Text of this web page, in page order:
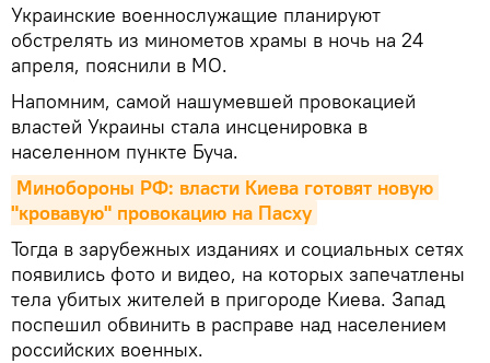
Украинские военнослужащие планируют
обстрелять из минометов храмы в ночь на 24
апреля, пояснили в МО.
Напомним, самой нашумевшей провокацией
властей Украины стала инсценировка в
населенном пункте Буча.
Минобороны РФ: власти Киева готовят новую
"кровавую" провокацию на Пасху
Тогда в зарубежных изданиях и социальных сетях
появились фото и видео, на которых запечатлены
тела убитых жителей в пригороде Киева. Запад
поспешил обвинить в расправе над населением
российских военных.